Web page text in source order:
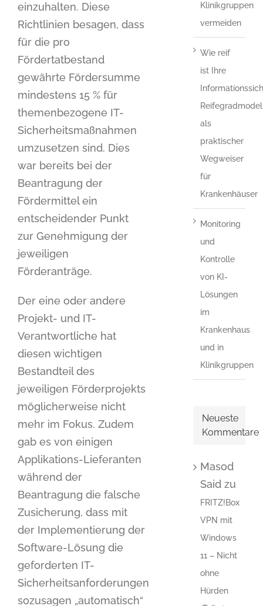
einzuhalten. Diese
Richtlinien besagen, dass
für die pro
Fördertatbestand
gewährte Fördersumme
mindestens 15 % für
themenbezogene IT-
Sicherheitsmaßnahmen
umzusetzen sind. Dies
war bereits bei der
Beantragung der
Fördermittel ein
entscheidender Punkt
zur Genehmigung der
jeweiligen
Förderanträge.
Der eine oder andere
Projekt- und IT-
Verantwortliche hat
diesen wichtigen
Bestandteil des
jeweiligen Förderprojekts
möglicherweise nicht
mehr im Fokus. Zudem
gab es von einigen
Applikations-Lieferanten
während der
Beantragung die falsche
Zusicherung, dass mit
der Implementierung der
Software-Lösung die
geforderten IT-
Sicherheitsanforderungen
sozusagen „automatisch“
Klinikgruppen
vermeiden
Wie reif
ist Ihre
als
praktischer
Wegweiser
für
Krankenhäuser
Monitoring
und
Kontrolle
von KI-
Lösungen
im
Krankenhaus
und in
Klinikgruppen
Neueste
Kommentare
Masod
Saidzu
FRITZ!Box
VPN mit
Windows
11 – Nicht
ohne
Hürden